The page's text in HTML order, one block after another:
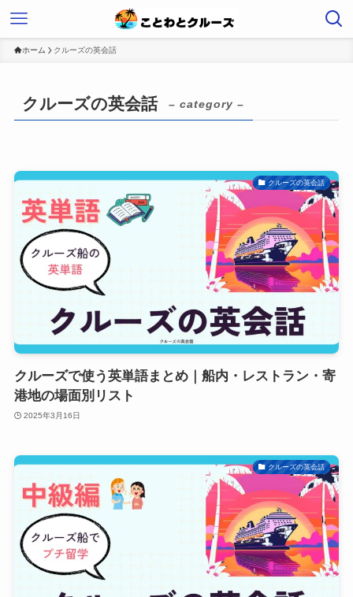
ホーム クルーズの英会話
クルーズの英会話 – category –
クルーズの英会話
クルーズで使う英単語まとめ｜船内・レストラン・寄
港地の場面別リスト
2025年3月16日
クルーズの英会話